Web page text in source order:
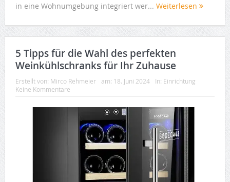
in eine Wohnumgebung integriert wer... Weiterlesen
5 Tipps für die Wahl des perfekten
Weinkühlschranks für Ihr Zuhause
Erstellt von: Mirco Rehmeier am: 18. Juni 2024 In: Einrichtung
Keine Kommentare